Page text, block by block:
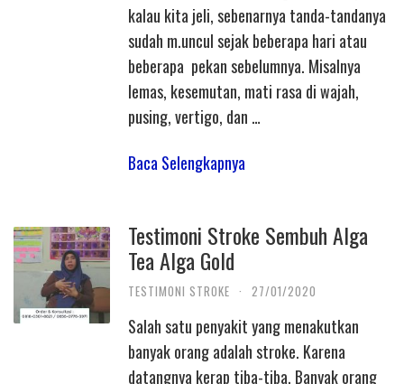
kalau kita jeli, sebenarnya tanda-tandanya
sudah m.uncul sejak beberapa hari atau
beberapa pekan sebelumnya. Misalnya
lemas, kesemutan, mati rasa di wajah,
pusing, vertigo, dan …
Baca Selengkapnya
Testimoni Stroke Sembuh Alga
Tea Alga Gold
TESTIMONI STROKE · 27/01/2020
Salah satu penyakit yang menakutkan
banyak orang adalah stroke. Karena
datangnya kerap tiba-tiba. Banyak orang